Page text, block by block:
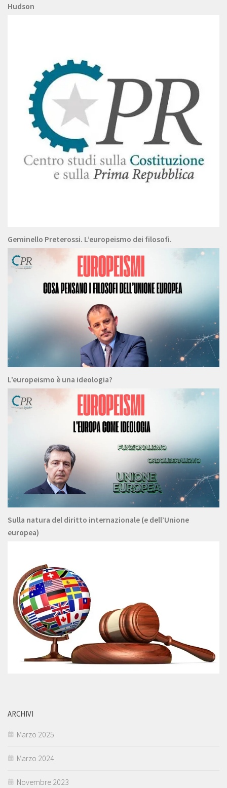
Hudson
Geminello Preterossi. L’europeismo dei filosofi.
L’europeismo è una ideologia?
Sulla natura del diritto internazionale (e dell’Unione
europea)
ARCHIVI
Marzo 2025
Marzo 2024
Novembre 2023